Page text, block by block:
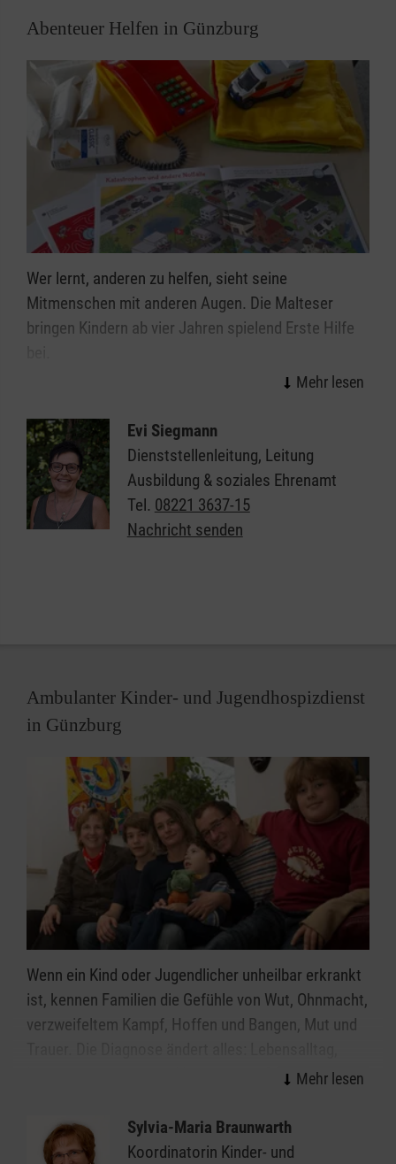
Abenteuer Helfen in Günzburg
Wer lernt, anderen zu helfen, sieht seine
Mitmenschen mit anderen Augen. Die Malteser
bringen Kindern ab vier Jahren spielend Erste Hilfe
„Abenteuer Helfen“ heißt diese Aktion. Kinder und
Jugendliche lernen und üben, wie sie Menschen
trösten (also seelisch betreuen), wie sie selbst
helfen (also einfache Verbände anlegen) und wie sie
schnell Hilfe holen (also den Notruf richtig
absetzen) können.
Evi Siegmann
Dienststellenleitung, Leitung
Ausbildung & soziales Ehrenamt
Tel. 08221 3637-15
Nachricht senden
Ambulanter Kinder- und Jugendhospizdienst
in Günzburg
Wenn ein Kind oder Jugendlicher unheilbar erkrankt
ist, kennen Familien die Gefühle von Wut, Ohnmacht,
verzweifeltem Kampf, Hoffen und Bangen, Mut und
Lebensperspektive und Lebenssinn. Plötzlich ist
den Kopf.
Sylvia-Maria Braunwarth
Koordinatorin Kinder- und